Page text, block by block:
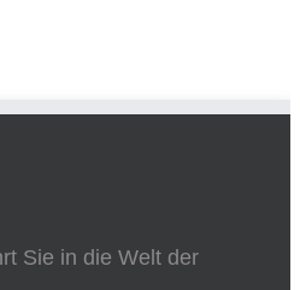
Sie in die Welt der